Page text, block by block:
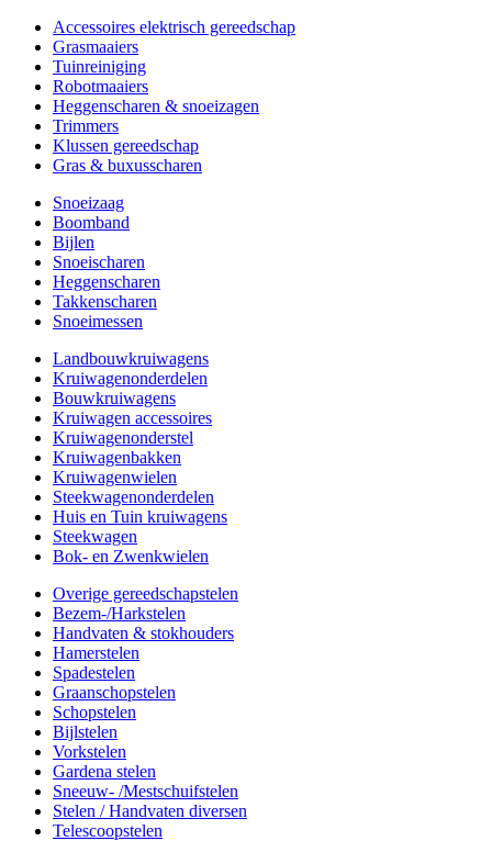
Accessoires elektrisch gereedschap
Grasmaaiers
Tuinreiniging
Robotmaaiers
Heggenscharen & snoeizagen
Trimmers
Klussen gereedschap
Gras & buxusscharen
Snoeizaag
Boomband
Bijlen
Snoeischaren
Heggenscharen
Takkenscharen
Snoeimessen
Landbouwkruiwagens
Kruiwagenonderdelen
Bouwkruiwagens
Kruiwagen accessoires
Kruiwagenonderstel
Kruiwagenbakken
Kruiwagenwielen
Steekwagenonderdelen
Huis en Tuin kruiwagens
Steekwagen
Bok- en Zwenkwielen
Overige gereedschapstelen
Bezem-/Harkstelen
Handvaten & stokhouders
Hamerstelen
Spadestelen
Graanschopstelen
Schopstelen
Bijlstelen
Vorkstelen
Gardena stelen
Sneeuw- /Mestschuifstelen
Stelen / Handvaten diversen
Telescoopstelen